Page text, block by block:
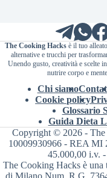
The Cooking Hacksè il tuo
alternative e trucchi per
Unendo gusto, creatività e scelte
nutrire corpo e
Chi siamo
Cookie policy
Glossario
Guida Dieta
Copyright © 2026 -
10009930966 - REA MI
45.000,00 i.v.
The Cooking Hacks è una
di Milano Num. R.G.